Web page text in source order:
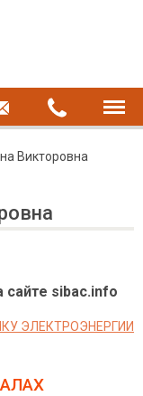
Викторовна
сайте sibac.info
ЭЛЕКТРОЭНЕРГИИ